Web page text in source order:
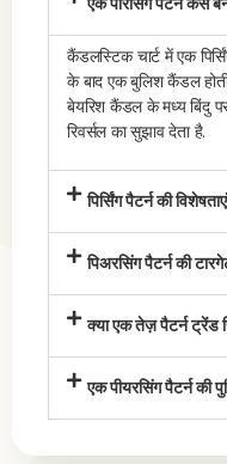
कैंडलस्टिक चार्ट में एक
के बाद एक बुलिश कैंडल
बेयरिश कैंडल के मध्य बिंदु
रिवर्सल का सुझाव देता है.
पिर्सिंग पैटर्न की
पिअरसिंग पैटर्न की
क्या एक तेज़ पैटर्न ट्रेंड
एक पीयरसिंग पैटर्न की